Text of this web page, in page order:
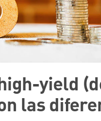
yield
las